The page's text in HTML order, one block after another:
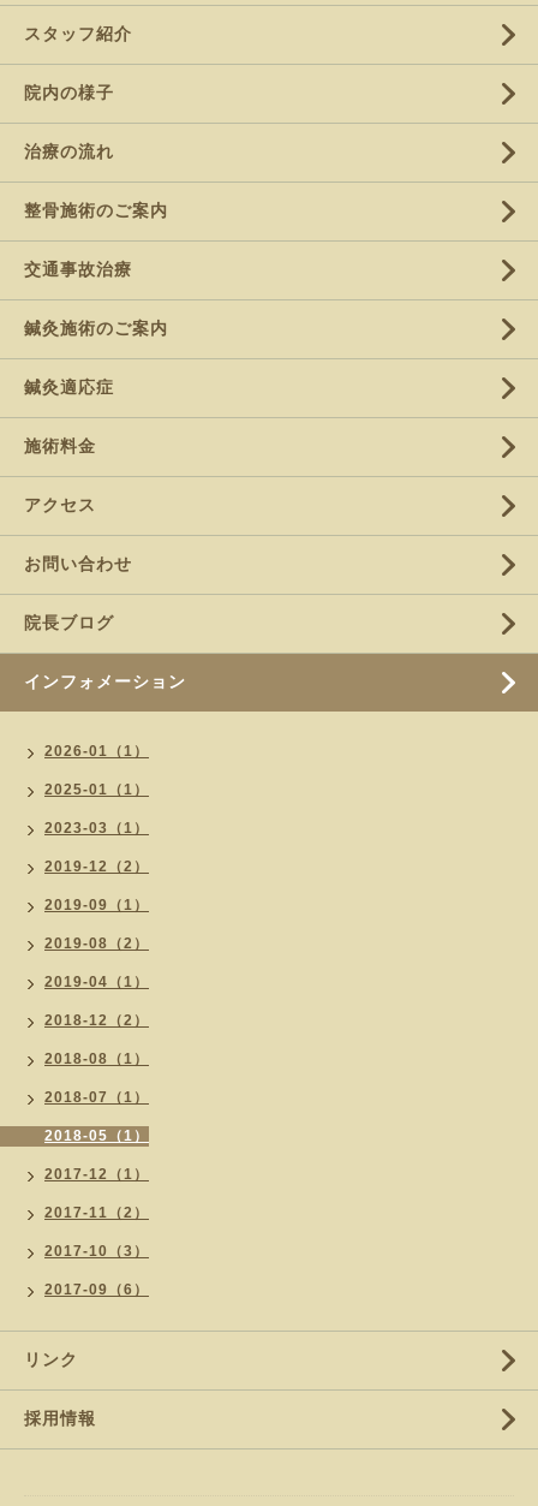
スタッフ紹介
院内の様子
治療の流れ
整骨施術のご案内
交通事故治療
鍼灸施術のご案内
鍼灸適応症
施術料金
アクセス
お問い合わせ
院長ブログ
インフォメーション
2026-01（1）
2025-01（1）
2023-03（1）
2019-12（2）
2019-09（1）
2019-08（2）
2019-04（1）
2018-12（2）
2018-08（1）
2018-07（1）
2018-05（1）
2017-12（1）
2017-11（2）
2017-10（3）
2017-09（6）
リンク
採用情報